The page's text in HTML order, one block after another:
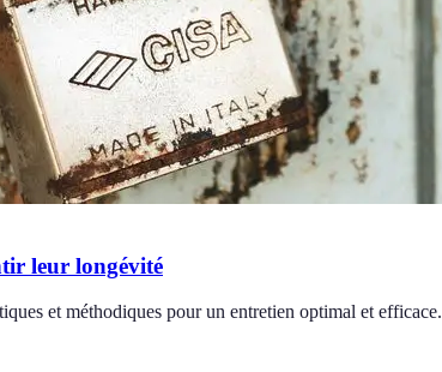
leur longévité
et méthodiques pour un entretien optimal et efficace.